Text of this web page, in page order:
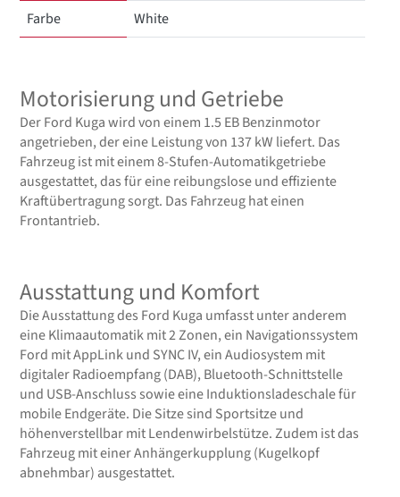
Farbe
White
Motorisierung und Getriebe
Der Ford Kuga wird von einem 1.5 EB Benzinmotor
angetrieben, der eine Leistung von 137 kW liefert. Das
Fahrzeug ist mit einem 8-Stufen-Automatikgetriebe
ausgestattet, das für eine reibungslose und effiziente
Kraftübertragung sorgt. Das Fahrzeug hat einen
Frontantrieb.
Ausstattung und Komfort
Die Ausstattung des Ford Kuga umfasst unter anderem
eine Klimaautomatik mit 2 Zonen, ein Navigationssystem
Ford mit AppLink und SYNC IV, ein Audiosystem mit
digitaler Radioempfang (DAB), Bluetooth-Schnittstelle
und USB-Anschluss sowie eine Induktionsladeschale für
mobile Endgeräte. Die Sitze sind Sportsitze und
höhenverstellbar mit Lendenwirbelstütze. Zudem ist das
Fahrzeug mit einer Anhängerkupplung (Kugelkopf
abnehmbar) ausgestattet.